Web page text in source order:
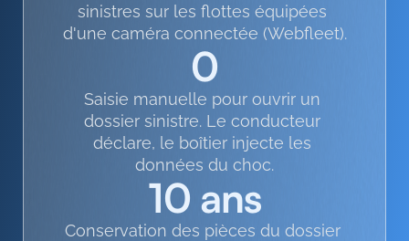
sinistres sur les flottes équipées
d'une caméra connectée (Webfleet).
0
Saisie manuelle pour ouvrir un
dossier sinistre. Le conducteur
déclare, le boîtier injecte les
données du choc.
10 ans
Conservation des pièces du dossier